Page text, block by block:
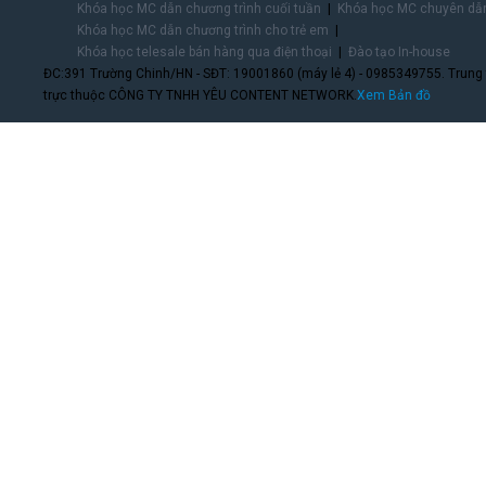
Khóa học MC dẫn chương trình cuối tuần
Khóa học MC chuyên
Khóa học MC dẫn chương trình cho trẻ em
Khóa học telesale bán hàng qua điện thoại
Đào tạo In-house
ĐC:391 Trường Chinh/HN - SĐT: 19001860 (máy lẻ 4) - 0985349755.
trực thuộc CÔNG TY TNHH YÊU CONTENT NETWORK.Xem Bản đồ